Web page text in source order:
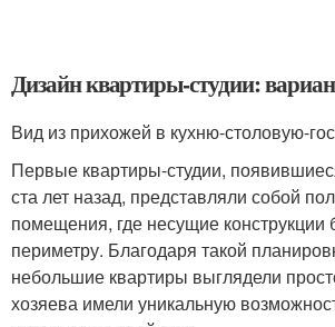
Дизайн квартиры-студии:
Вид из прихожей в кухню-столовую-
Первые квартиры-студии,
ста лет назад, представляли собой
помещения, где несущие конструкции
периметру. Благодаря такой
небольшие квартиры выглядели
хозяева имели уникальную